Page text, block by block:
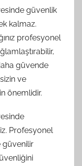
güvenlik
kalmaz.
profesyonel
güvende
ve
önemlidir.
Profesyonel
güvenilir